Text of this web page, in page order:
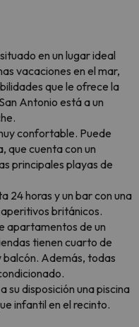
en un lugar ideal
vacaciones en el mar,
que le ofrece la
Antonio está a un
confortable. Puede
que cuenta con un
principales playas de
24 horas y un bar con una
británicos.
apartamentos de un
tienen cuarto de
Además, todas
su disposición una piscina
infantil en el recinto.